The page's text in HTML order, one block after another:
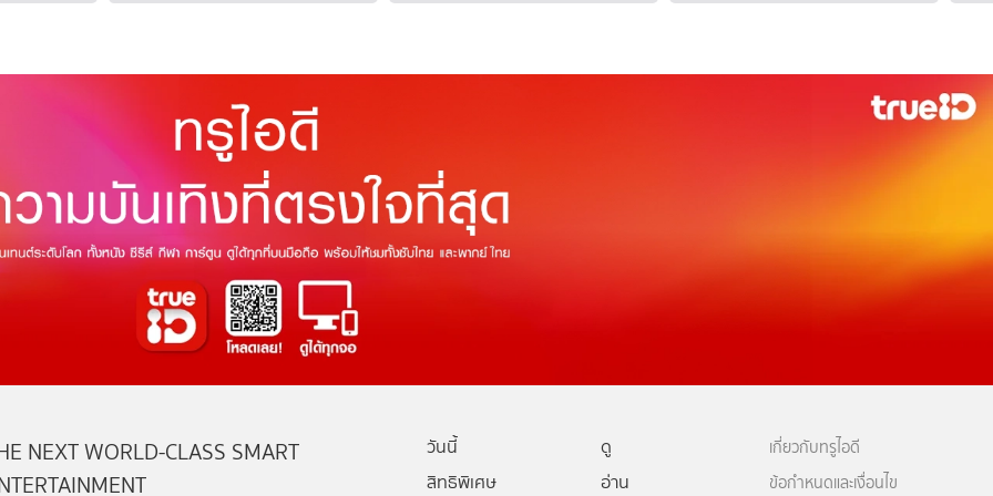
NEXT WORLD-CLASS SMART
วันนี้
ดู
สิทธิพิเศษ
อ่าน
เกี่ยวกับทรูไอดี
ข้อกำหนดและเงื่อนไข